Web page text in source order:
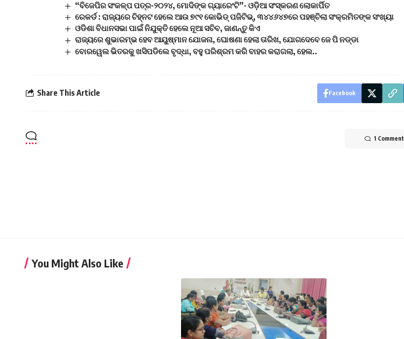
“ବିଜେପିର ସଂକଳ୍ପ ପତ୍ର-୨୦୨୪, ମୋଦିଙ୍କ ଗ୍ୟାରେଂଟି”- ଓଡ଼ିଆ ସଂସ୍କରଣ ଲୋକାର୍ପିତ
ରେକର୍ଡ : ରାଜ୍ୟରେ ଚିହ୍ନଟ ହେଲେ ଆଉ ୭୯୧ କୋଭିଡ୍ ପଜିଟିଭ୍, ୩୪୪୬୪୭ରେ ପହଞ୍ଚିଲା ସଂକ୍ରମିତଙ୍କ ସଂଖ୍ୟା
ଓଡିଶା ବିଧାନସଭା ପାଇଁ ନିଯୁକ୍ତି ହେଲେ ନୂଆ ସଚିବ, ଜାଣନ୍ତୁ କିଏ
ରାଜ୍ୟରେ ଶୁଭାରମ୍ଭ ହେବ ଆୟୁଷ୍ମାନ ଯୋଜନା, ଘୋଷଣା ହେଲା ତାରିଖ, ଯୋଗଦେବେ ଜେ ପି ନଡ୍ଡା
ବୋରୱେଲ ଭିତରକୁ ଖସିପଡିଲେ ବୃଦ୍ଧା, ବହୁ ପରିଶ୍ରମ କରି ବାହର କରାଗଲା, ହେଲ..
Share This Article Facebook
1 Comment
You Might Also Like